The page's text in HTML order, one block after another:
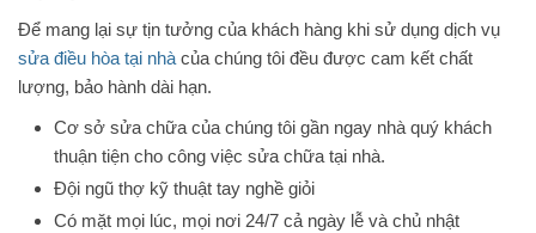
Để mang lại sự tịn tưởng của khách hàng khi sử dụng dịch vụ
sửa điều hòa tại nhà của chúng tôi đều được cam kết chất
lượng, bảo hành dài hạn.
Cơ sở sửa chữa của chúng tôi gần ngay nhà quý khách
thuận tiện cho công việc sửa chữa tại nhà.
Đội ngũ thợ kỹ thuật tay nghề giỏi
Có mặt mọi lúc, mọi nơi 24/7 cả ngày lễ và chủ nhật